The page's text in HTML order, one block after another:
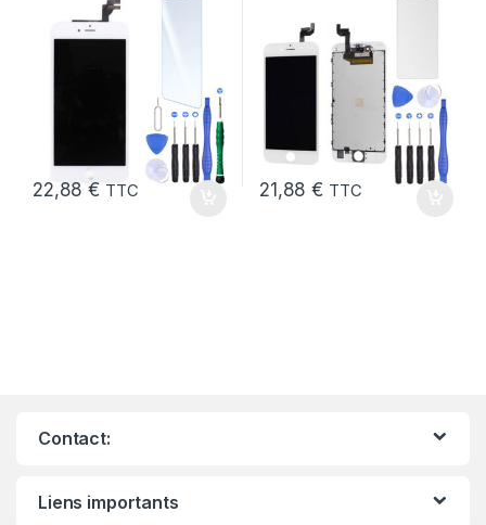
22,88€ TTC 21,88€ TTC
Contact:
Liens importants